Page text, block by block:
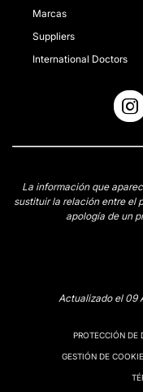
Marcas
Suppliers
International Doctors
La información que
sustituir la relación entre el
apología de un
Actualizado el 09
PROTECCIÓN DE
GESTIÓN DE